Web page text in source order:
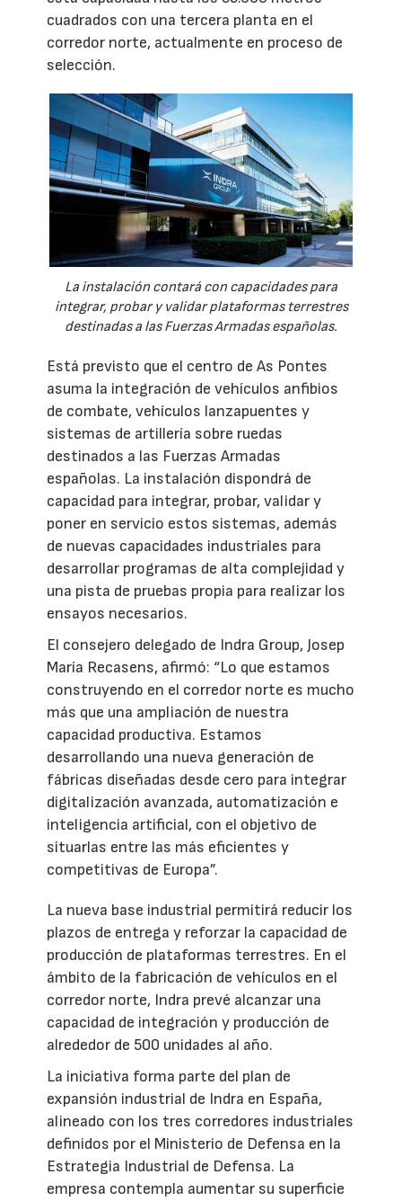
cuadrados con una tercera planta en el
corredor norte, actualmente en proceso de
selección.
La instalación contará con capacidades para
integrar, probar y validar plataformas terrestres
destinadas a las Fuerzas Armadas españolas.
Está previsto que el centro de As Pontes
asuma la integración de vehículos anfibios
de combate, vehículos lanzapuentes y
sistemas de artillería sobre ruedas
destinados a las Fuerzas Armadas
españolas. La instalación dispondrá de
capacidad para integrar, probar, validar y
poner en servicio estos sistemas, además
de nuevas capacidades industriales para
desarrollar programas de alta complejidad y
una pista de pruebas propia para realizar los
ensayos necesarios.
El consejero delegado de Indra Group, Josep
María Recasens, afirmó: “Lo que estamos
construyendo en el corredor norte es mucho
más que una ampliación de nuestra
capacidad productiva. Estamos
desarrollando una nueva generación de
fábricas diseñadas desde cero para integrar
digitalización avanzada, automatización e
inteligencia artificial, con el objetivo de
situarlas entre las más eficientes y
competitivas de Europa”.
La nueva base industrial permitirá reducir los
plazos de entrega y reforzar la capacidad de
producción de plataformas terrestres. En el
ámbito de la fabricación de vehículos en el
corredor norte, Indra prevé alcanzar una
capacidad de integración y producción de
alrededor de 500 unidades al año.
La iniciativa forma parte del plan de
expansión industrial de Indra en España,
alineado con los tres corredores industriales
definidos por el Ministerio de Defensa en la
Estrategia Industrial de Defensa. La
empresa contempla aumentar su superficie